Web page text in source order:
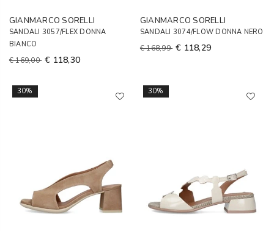
GIANMARCO SORELLI
SANDALI 3057/FLEX DONNA
BIANCO
€ 169,00 € 118,30
GIANMARCO SORELLI
SANDALI 3074/FLOW DONNA NERO
€ 168,99 € 118,29
30% 30%